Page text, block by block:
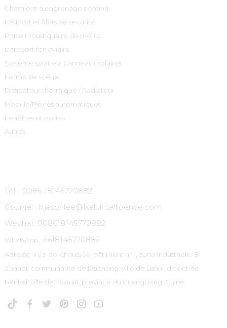
Charnière à engrenage continu
Héliport et filets de sécurité
Porte moustiquaire de métro
transport ferroviaire
Système solaire à panneaux solaires
Ferme de scène
Dissipateur thermique / Radiateur
Module/Pièces automatiques
Fenêtres et portes
Autres
Tél. : 0086 18145770882
Courriel : lxjasonlee@lxaluintelligence.com
Wechat :008618145770882
WhatsApp : 8618145770882
Adresse : rez-de-chaussée, bâtiment n° 1, zone industrielle 8
Zhanqi, communauté de Dachong, ville de Lishui, district de
Nanhai, ville de Foshan, province du Guangdong, Chine.